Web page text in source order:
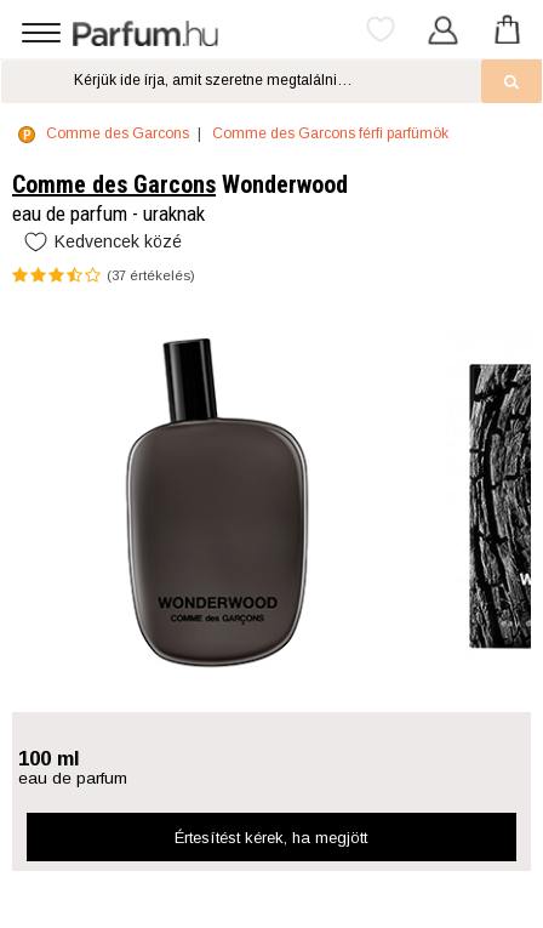
Comme des Garcons Comme des Garcons férfi parfümök
Comme des Garcons Wonderwood
eau de parfum - uraknak
Kedvencek közé
(37 értékelés)
100 ml
eau de parfum
Értesítést kérek, ha megjött